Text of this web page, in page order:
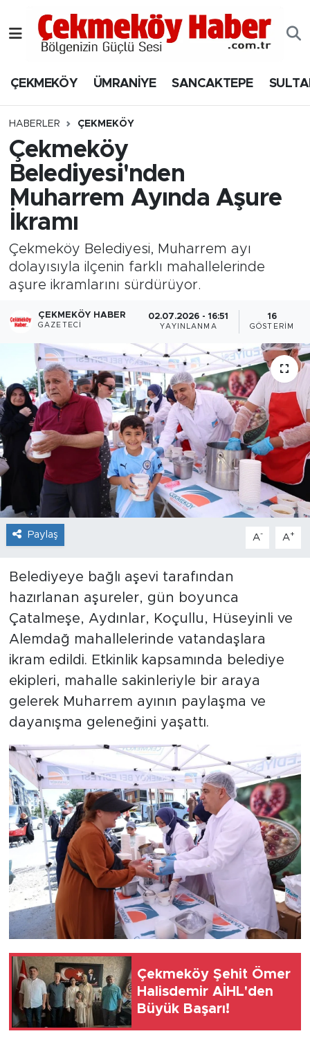
ÇEKMEKÖY ÜMRANİYE SANCAKTEPE
HABERLER ÇEKMEKÖY
Çekmeköy
Belediyesi'nden
Muharrem Ayında Aşure
İkramı
Çekmeköy Belediyesi, Muharrem ayı
dolayısıyla ilçenin farklı mahallelerinde
aşure ikramlarını sürdürüyor.
ÇEKMEKÖY HABER
GAZETECI
02.07.2026 - 16:51
YAYINLANMA
16
GÖSTERIM
Paylaş A- A+
Belediyeye bağlı aşevi tarafından
hazırlanan aşureler, gün boyunca
Çatalmeşe, Aydınlar, Koçullu, Hüseyinli ve
Alemdağ mahallelerinde vatandaşlara
ikram edildi. Etkinlik kapsamında belediye
ekipleri, mahalle sakinleriyle bir araya
gelerek Muharrem ayının paylaşma ve
dayanışma geleneğini yaşattı.
Çekmeköy Şehit Ömer
Halisdemir AİHL'den
Büyük Başarı!
Nöbetçi Eczaneler
Hava Durumu
Namaz Vakitleri
Trafik Durumu
Süper Lig Puan Durumu ve Fikstür
Tüm Manşetler
Son Dakika Haberleri